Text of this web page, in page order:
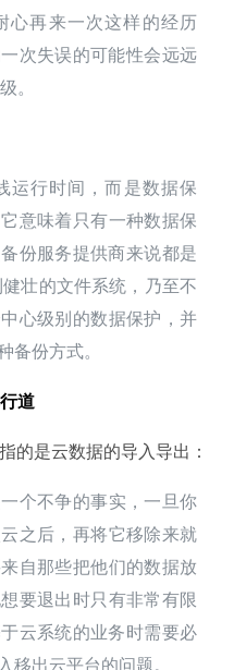
再来一次这样的经历
次失误的可能性会远远
。
运行时间，而是数据保
意味着只有一种数据保
份服务提供商来说都是
壮的文件系统，乃至不
心级别的数据保护，并
备份方式。
道
的是云数据的导入导出：
个不争的事实，一旦你
之后，再将它移除来就
自那些把他们的数据放
要退出时只有非常有限
云系统的业务时需要必
移出云平台的问题。